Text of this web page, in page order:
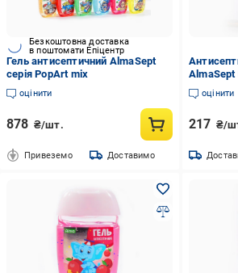
Безкоштовна доставка
в поштомати Епіцентр
Гель антисептичний AlmaSept
серія PopArt mix
оцінити
878 ₴/шт.
Привеземо Доставимо
оцінити
217 ₴/